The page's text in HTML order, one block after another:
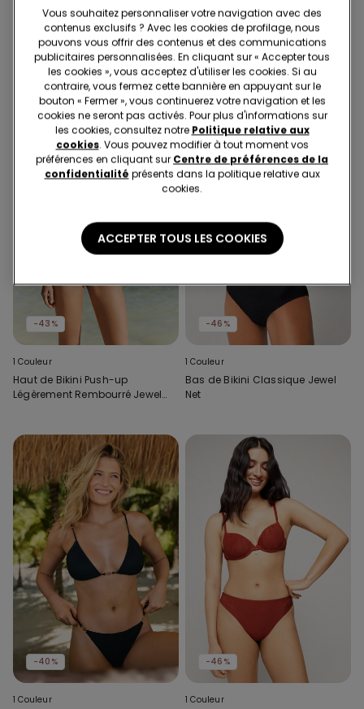
1 Couleur
Bas de Bikini Échancrure Haute
Froncée Golden Tropics
1 Couleur
Haut de Bikini Balconnet
Légèrement Rembourré Golden
Tropics
-43%
1 Couleur
Haut de Bikini Push-up
Légèrement Rembourré Jewel
-46%
1 Couleur
Bas de Bikini Classique Jewel
Net
-40%
1 Couleur
-46%
1 Couleur
Vous souhaitez personnaliser votre navigation avec des
contenus exclusifs ? Avec les cookies de profilage, nous
pouvons vous offrir des contenus et des communications
publicitaires personnalisées. En cliquant sur « Accepter tous
les cookies », vous acceptez d'utiliser les cookies. Si au
contraire, vous fermez cette bannière en appuyant sur le
bouton « Fermer », vous continuerez votre navigation et les
cookies ne seront pas activés. Pour plus d'informations sur
les cookies, consultez notre Politique relative aux
cookies. Vous pouvez modifier à tout moment vos
préférences en cliquant sur Centre de préférences de la
confidentialité présents dans la politique relative aux
cookies.
ACCEPTER TOUS LES COOKIES